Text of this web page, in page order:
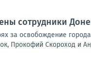
сотрудники
за освобождение
Прокофий Скороход и